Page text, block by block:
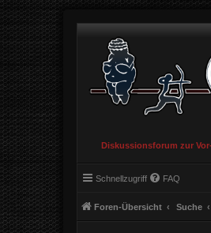
Diskussionsforum zur
Schnellzugriff FAQ
Foren-Übersicht Suche